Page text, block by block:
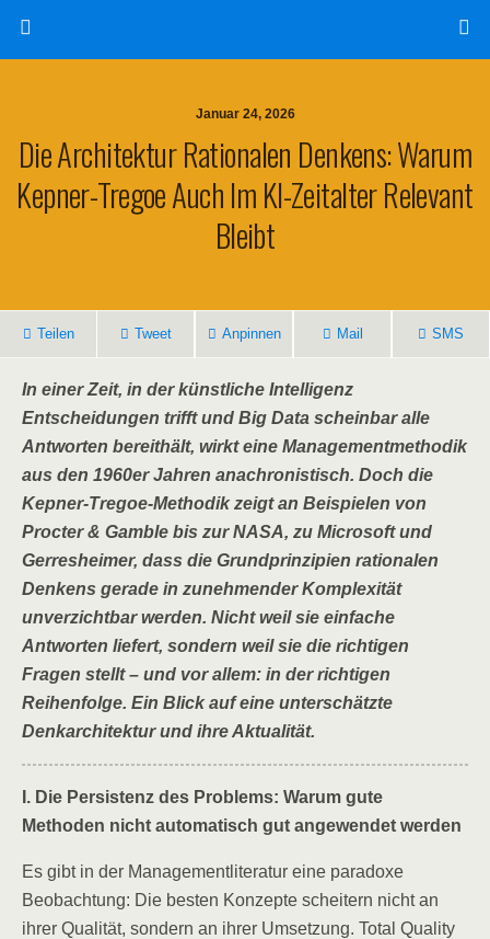
Januar 24, 2026
Die Architektur Rationalen Denkens: Warum
Kepner-Tregoe Auch Im KI-Zeitalter Relevant
Bleibt
Teilen Tweet Anpinnen Mail SMS
In einer Zeit, in der künstliche Intelligenz
Entscheidungen trifft und Big Data scheinbar alle
Antworten bereithält, wirkt eine Managementmethodik
aus den 1960er Jahren anachronistisch. Doch die
Kepner-Tregoe-Methodik zeigt an Beispielen von
Procter & Gamble bis zur NASA, zu Microsoft und
Gerresheimer, dass die Grundprinzipien rationalen
Denkens gerade in zunehmender Komplexität
unverzichtbar werden. Nicht weil sie einfache
Antworten liefert, sondern weil sie die richtigen
Fragen stellt – und vor allem: in der richtigen
Reihenfolge. Ein Blick auf eine unterschätzte
Denkarchitektur und ihre Aktualität.
I. Die Persistenz des Problems: Warum gute
Methoden nicht automatisch gut angewendet werden
Es gibt in der Managementliteratur eine paradoxe
Beobachtung: Die besten Konzepte scheitern nicht an
ihrer Qualität, sondern an ihrer Umsetzung. Total Quality